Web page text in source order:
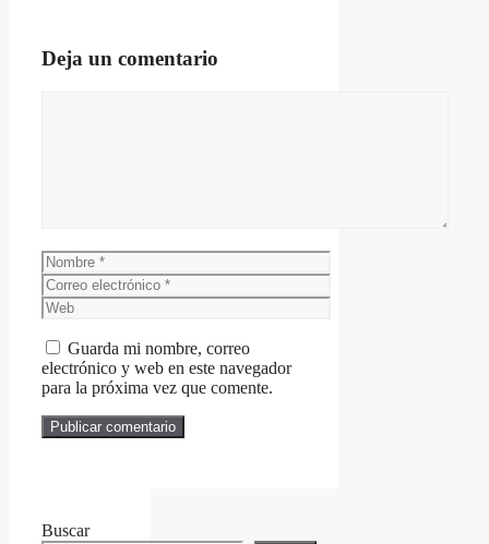
Deja un comentario
Nombre
Correo
electrónico
Web
Guarda mi nombre, correo
electrónico y web en este navegador
para la próxima vez que comente.
Buscar